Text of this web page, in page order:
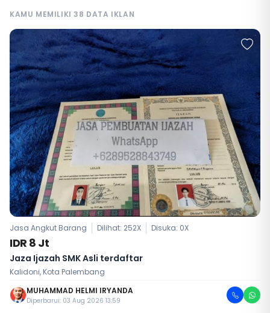
KAMU MEMILIKI 38 DATA IKLAN
Jasa Angkut Barang Dilihat: 252X Disuka: 0X
IDR 8 Jt
Jaza Ijazah SMK Asli terdaftar
Kalidoni, Kota Palembang
MUHAMMAD HELMI IRYANDA
Diperbarui: 03 Aug 2026 13:59